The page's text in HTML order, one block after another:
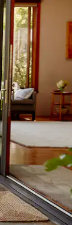
ことができます。